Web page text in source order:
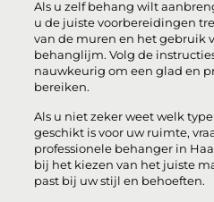
Als u zelf behang wilt
u de juiste voorbereidingen
van de muren en het gebruik
behanglijm. Volg de
nauwkeurig om een glad en
bereiken.
Als u niet zeker weet welk
geschikt is voor uw ruimte,
professionele behanger in
bij het kiezen van het juiste
past bij uw stijl en behoeften.